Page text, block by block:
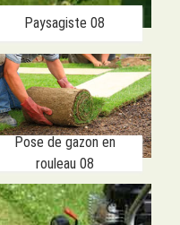
Paysagiste 08
Pose de gazon en
rouleau 08